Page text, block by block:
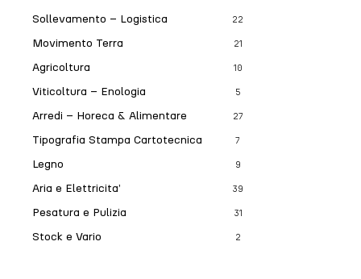
Sollevamento – Logistica 22
Movimento Terra 21
Agricoltura 10
Viticoltura – Enologia 5
Arredi – Horeca & Alimentare 27
Tipografia Stampa Cartotecnica 7
Legno 9
Aria e Elettricita’ 39
Pesatura e Pulizia 31
Stock e Vario 2